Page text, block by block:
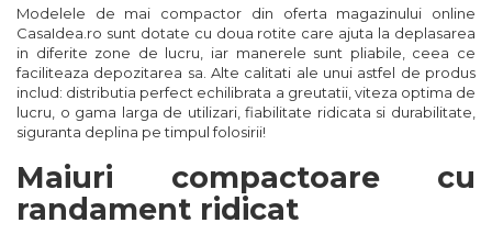
Set Pentru Demontat Piulite &
Suruburi
Extractor Rulmenti
Presa Hidraulica Ondulare
Cabluri
Pompa transfer lichide
Scule Unelte Accesorii
Unelte de Zugravit
Roata de Masurat
Lacate & Incuietori
Aparate & Invertoare de Sudura
Rindele Electrice
Generator Curent Electric
Masina debitat metal
Site Rotative de Gradina
Drujbe & Fierastraie Telescopice
Garduri electrice animale
Greble
Modelele de mai compactor din oferta magazinului online
CasaIdea.ro sunt dotate cu doua rotite care ajuta la deplasarea
in diferite zone de lucru, iar manerele sunt pliabile, ceea ce
faciliteaza depozitarea sa. Alte calitati ale unui astfel de produs
includ: distributia perfect echilibrata a greutatii, viteza optima de
lucru, o gama larga de utilizari, fiabilitate ridicata si durabilitate,
siguranta deplina pe timpul folosirii!
Maiuri compactoare cu
randament ridicat